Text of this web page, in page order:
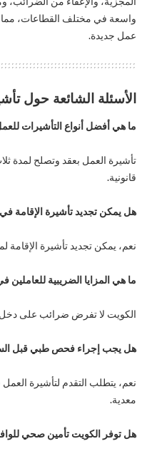
واسعة في مختلف القطاعات، مما
عمل جديدة.
الأسئلة الشائعة حول
ما هي أفضل أنواع التأشيرات
تأشيرة العمل بعقد وتصلح لمدة
قانونية.
هل يمكن تجديد تأشيرة الإقامة
نعم، يمكن تجديد تأشيرة الإقامة
ما هي المزايا الضريبية للعاملين
الكويت لا تفرض ضرائب على دخل
هل يجب إجراء فحص طبي قبل
نعم، يتطلب التقدم لتأشيرة
معدية.
هل توفر الكويت تأمين صحي